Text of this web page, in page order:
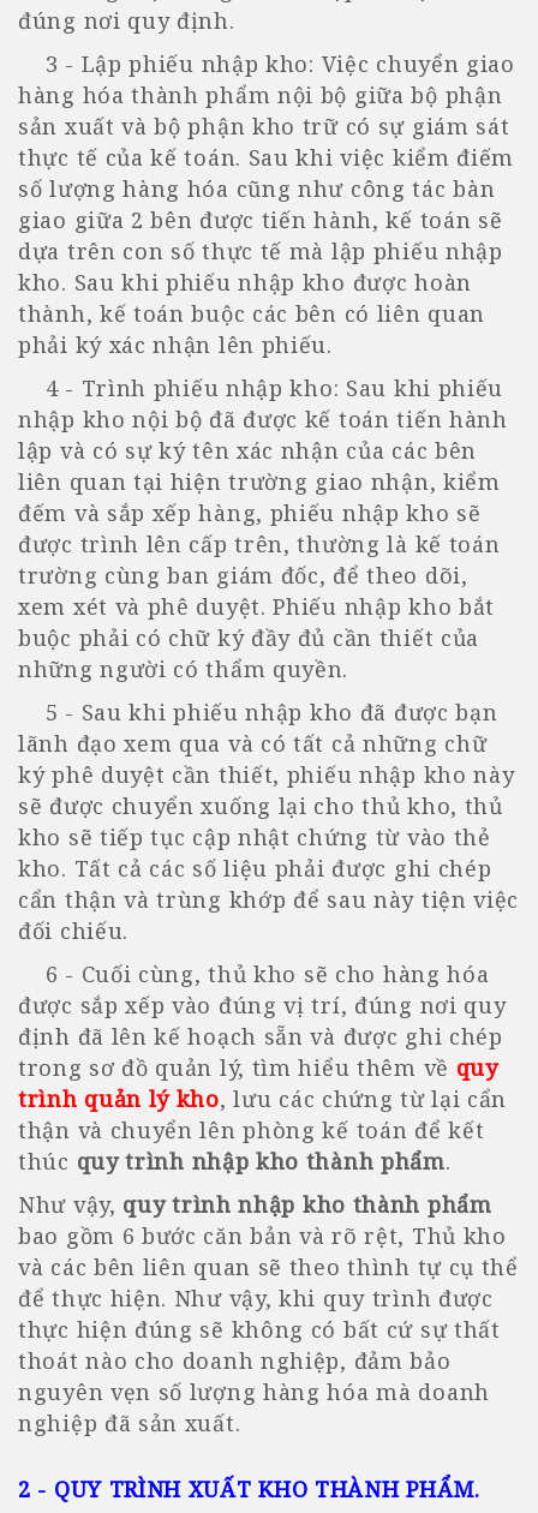
đúng nơi quy định.
3 - Lập phiếu nhập kho: Việc chuyển giao
hàng hóa thành phẩm nội bộ giữa bộ phận
sản xuất và bộ phận kho trữ có sự giám sát
thực tế của kế toán. Sau khi việc kiểm điếm
số lượng hàng hóa cũng như công tác bàn
giao giữa 2 bên được tiến hành, kế toán sẽ
dựa trên con số thực tế mà lập phiếu nhập
kho. Sau khi phiếu nhập kho được hoàn
thành, kế toán buộc các bên có liên quan
phải ký xác nhận lên phiếu.
4 - Trình phiếu nhập kho: Sau khi phiếu
nhập kho nội bộ đã được kế toán tiến hành
lập và có sự ký tên xác nhận của các bên
liên quan tại hiện trường giao nhận, kiểm
đếm và sắp xếp hàng, phiếu nhập kho sẽ
được trình lên cấp trên, thường là kế toán
trường cùng ban giám đốc, để theo dõi,
xem xét và phê duyệt. Phiếu nhập kho bắt
buộc phải có chữ ký đầy đủ cần thiết của
những người có thẩm quyền.
5 - Sau khi phiếu nhập kho đã được bạn
lãnh đạo xem qua và có tất cả những chữ
ký phê duyệt cần thiết, phiếu nhập kho này
sẽ được chuyển xuống lại cho thủ kho, thủ
kho sẽ tiếp tục cập nhật chứng từ vào thẻ
kho. Tất cả các số liệu phải được ghi chép
cẩn thận và trùng khớp để sau này tiện việc
đối chiếu.
6 - Cuối cùng, thủ kho sẽ cho hàng hóa
được sắp xếp vào đúng vị trí, đúng nơi quy
định đã lên kế hoạch sẵn và được ghi chép
trong sơ đồ quản lý, tìm hiểu thêm về quy
trình quản lý kho, lưu các chứng từ lại cẩn
thận và chuyển lên phòng kế toán để kết
thúc quy trình nhập kho thành phẩm.
Như vậy, quy trình nhập kho thành phẩm
bao gồm 6 bước căn bản và rõ rệt, Thủ kho
và các bên liên quan sẽ theo thình tự cụ thể
để thực hiện. Như vậy, khi quy trình được
thực hiện đúng sẽ không có bất cứ sự thất
thoát nào cho doanh nghiệp, đảm bảo
nguyên vẹn số lượng hàng hóa mà doanh
nghiệp đã sản xuất.
2 - QUY TRÌNH XUẤT KHO THÀNH PHẨM.